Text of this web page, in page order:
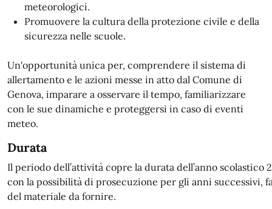
meteorologici.
Promuovere la cultura della protezione civile e della
sicurezza nelle scuole.
Un'opportunità unica per, comprendere il sistema di
allertamento e le azioni messe in atto dal Comune di
Genova, imparare a osservare il tempo, familiarizzare
con le sue dinamiche e proteggersi in caso di eventi
meteo.
Durata
Il periodo dell’attività copre la durata dell’anno scolastico
con la possibilità di prosecuzione per gli anni successivi,
del materiale da fornire.